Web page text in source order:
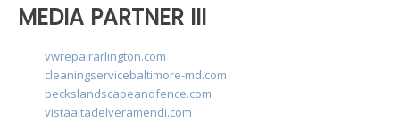
MEDIA PARTNER III
vwrepairarlington.com
cleaningservicebaltimore-md.com
beckslandscapeandfence.com
vistaaltadelveramendi.com